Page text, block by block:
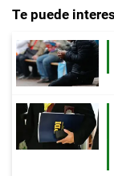
Te puede